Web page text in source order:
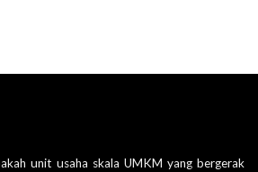
unit usaha skala UMKM yang bergerak